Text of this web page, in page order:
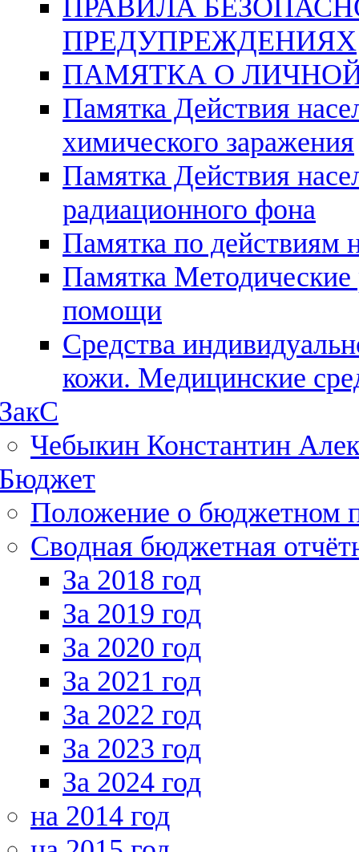
ПРАВИЛА
ПРЕДУПРЕЖДЕНИЯХ
ПАМЯТКА О
Памятка Действия
химического заражения
Памятка Действия
радиационного фона
Памятка по действиям
Памятка
помощи
Средства
кожи. Медицинские
Чебыкин Константин
Положение о бюджетном
Сводная бюджетная
За 2018 год
За 2019 год
За 2020 год
За 2021 год
За 2022 год
За 2023 год
За 2024 год
на 2014 год